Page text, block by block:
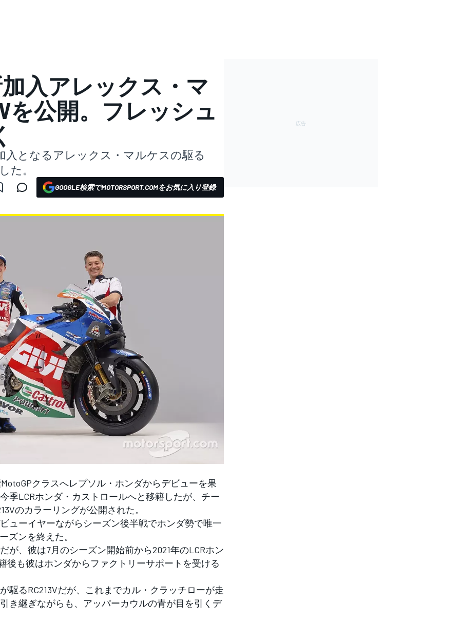
入アレックス・マ
を公開。フレッシュ
入となるアレックス・マルケスの駆る
た。
GOOGLE検索でMOTORSPORT.COMをお気に入り登録
クラスへレプソル・ホンダからデビューを果
季LCRホンダ・カストロールへと移籍したが、チー
のカラーリングが公開された。
ーイヤーながらシーズン後半戦でホンダ勢で唯一
ズンを終えた。
、彼は7月のシーズン開始前から2021年のLCRホン
後も彼はホンダからファクトリーサポートを受ける
るRC213Vだが、これまでカル・クラッチローが走
き継ぎながらも、アッパーカウルの青が目を引くデ